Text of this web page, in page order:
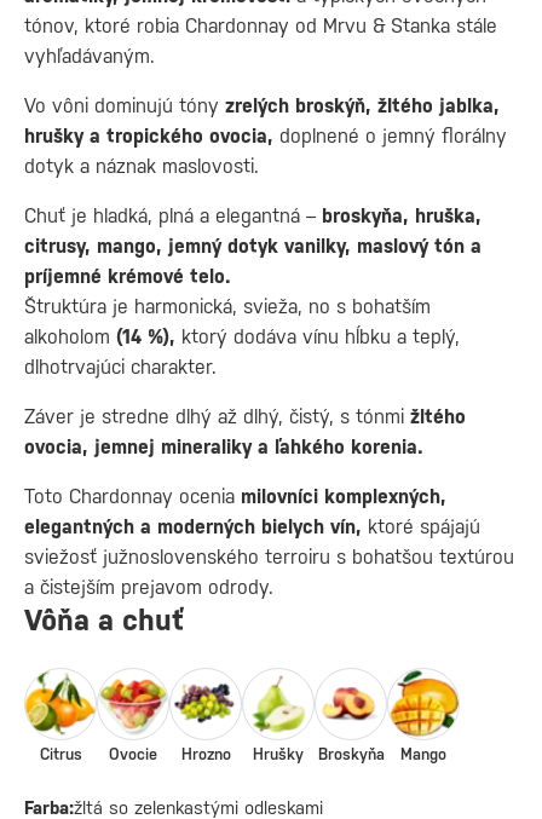
tónov, ktoré robia Chardonnay od Mrvu & Stanka stále
vyhľadávaným.
Vo vôni dominujú tóny zrelých broskýň, žltého jablka,
hrušky a tropického ovocia, doplnené o jemný florálny
dotyk a náznak maslovosti.
Chuť je hladká, plná a elegantná – broskyňa, hruška,
citrusy, mango, jemný dotyk vanilky, maslový tón a
príjemné krémové telo.
Štruktúra je harmonická, svieža, no s bohatším
alkoholom (14 %), ktorý dodáva vínu hĺbku a teplý,
dlhotrvajúci charakter.
Záver je stredne dlhý až dlhý, čistý, s tónmi žltého
ovocia, jemnej mineraliky a ľahkého korenia.
Toto Chardonnay ocenia milovníci komplexných,
elegantných a moderných bielych vín, ktoré spájajú
sviežosť južnoslovenského terroiru s bohatšou textúrou
a čistejším prejavom odrody.
Vôňa a chuť
Farba:žltá so zelenkastými odleskami
Citrus Ovocie Hrozno Hrušky Broskyňa Mango